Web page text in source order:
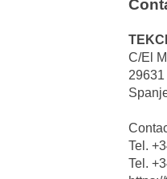
C/El
Tel.
Tel.